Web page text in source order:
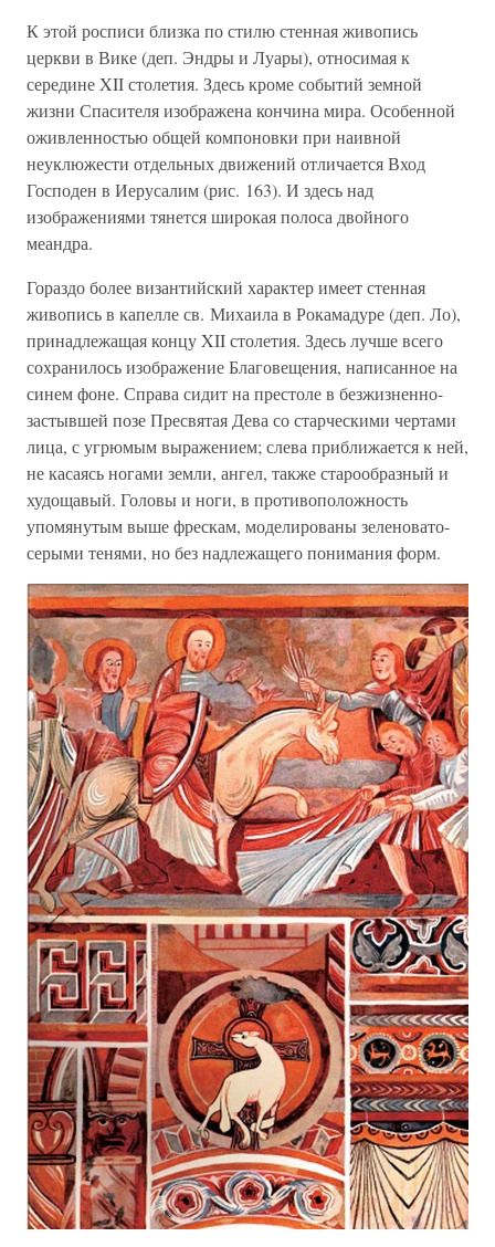
К этой росписи близка по стилю стенная живопись
церкви в Вике (деп. Эндры и Луары), относимая к
середине XII столетия. Здесь кроме событий земной
жизни Спасителя изображена кончина мира. Особенной
оживленностью общей компоновки при наивной
неуклюжести отдельных движений отличается Вход
Господен в Иерусалим (рис. 163). И здесь над
изображениями тянется широкая полоса двойного
меандра.
Гораздо более византийский характер имеет стенная
живопись в капелле св. Михаила в Рокамадуре (деп. Ло),
принадлежащая концу XII столетия. Здесь лучше всего
сохранилось изображение Благовещения, написанное на
синем фоне. Справа сидит на престоле в безжизненно-
застывшей позе Пресвятая Дева со старческими чертами
лица, с угрюмым выражением; слева приближается к ней,
не касаясь ногами земли, ангел, также старообразный и
худощавый. Головы и ноги, в противоположность
упомянутым выше фрескам, моделированы зеленовато-
серыми тенями, но без надлежащего понимания форм.